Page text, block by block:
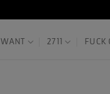
WANT 2711 FUCK